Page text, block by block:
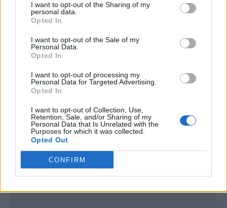
I want to opt-out of the Sharing of my
personal data.
Opted In
I want to opt-out of the Sale of my
Personal Data.
Opted In
I want to opt-out of processing my
Personal Data for Targeted Advertising.
Opted In
I want to opt-out of Collection, Use,
Retention, Sale, and/or Sharing of my
Personal Data that Is Unrelated with the
Purposes for which it was collected.
Opted Out
CONFIRM